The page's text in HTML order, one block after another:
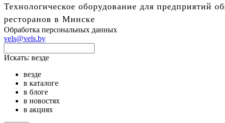
Технологическое оборудование для предприятий
ресторанов в Минске
Обработка персональных данных
vels@vels.by
Искать: везде
везде
в каталоге
в блоге
в новостях
в акциях